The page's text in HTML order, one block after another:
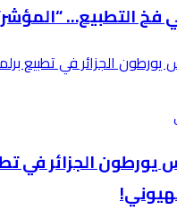
فخ التطبيع…
الجزائر في